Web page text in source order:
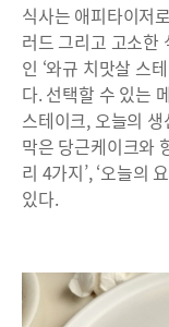
식사는 애피타이저
러드 그리고 고소한
인 ‘와규 치맛살 스
다. 선택할 수 있는
스테이크, 오늘의
막은 당근케이크와
리 4가지’, ‘오늘의
있다.